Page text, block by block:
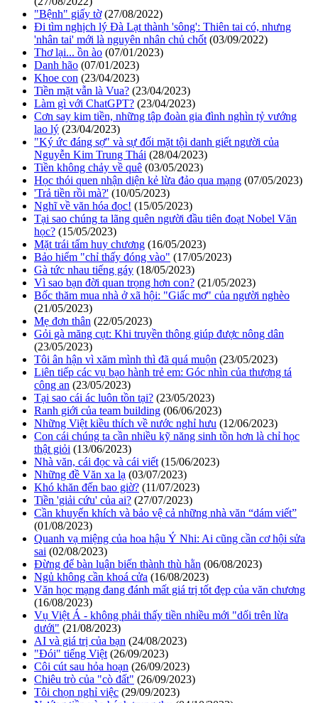
"Bệnh" giấy tờ (27/08/2022)
Đi tìm nghịch lý Đà Lạt thành 'sông': Thiên tai có, nhưng
'nhân tai' mới là nguyên nhân chủ chốt (03/09/2022)
Thơ lại... ồn ào (07/01/2023)
Danh hão (07/01/2023)
Khoe con (23/04/2023)
Tiền mặt vẫn là Vua? (23/04/2023)
Làm gì với ChatGPT? (23/04/2023)
Cơn say kim tiền, những tập đoàn gia đình nghìn tỷ vướng
lao lý (23/04/2023)
"Ký ức đáng sợ" và sự đối mặt tội danh giết người của
Nguyễn Kim Trung Thái (28/04/2023)
Tiền không chảy về quê (03/05/2023)
Học thói quen nhận diện kẻ lừa đảo qua mạng (07/05/2023)
'Trả tiền rồi mà?' (10/05/2023)
Nghĩ về văn hóa đọc! (15/05/2023)
Tại sao chúng ta lãng quên người đầu tiên đoạt Nobel Văn
học? (15/05/2023)
Mặt trái tấm huy chương (16/05/2023)
Bảo hiểm "chỉ thấy đóng vào" (17/05/2023)
Gà tức nhau tiếng gáy (18/05/2023)
Vì sao bạn đời quan trọng hơn con? (21/05/2023)
Bốc thăm mua nhà ở xã hội: "Giấc mơ" của người nghèo
(21/05/2023)
Mẹ đơn thân (22/05/2023)
Gỏi gà măng cụt: Khi truyền thông giúp được nông dân
(23/05/2023)
Tôi ân hận vì xăm mình thì đã quá muộn (23/05/2023)
Liên tiếp các vụ bạo hành trẻ em: Góc nhìn của thượng tá
công an (23/05/2023)
Tại sao cái ác luôn tồn tại? (23/05/2023)
Ranh giới của team building (06/06/2023)
Những Việt kiều thích về nước nghỉ hưu (12/06/2023)
Con cái chúng ta cần nhiều kỹ năng sinh tồn hơn là chỉ học
thật giỏi (13/06/2023)
Nhà văn, cái đọc và cái viết (15/06/2023)
Những đề Văn xa lạ (03/07/2023)
Khó khăn đến bao giờ? (11/07/2023)
Tiền 'giải cứu' của ai? (27/07/2023)
Cần khuyến khích và bảo vệ cả những nhà văn “dám viết”
(01/08/2023)
Quanh vạ miệng của hoa hậu Ý Nhi: Ai cũng cần cơ hội sửa
sai (02/08/2023)
Đừng để bàn luận biến thành thù hằn (06/08/2023)
Ngủ không cần khoá cửa (16/08/2023)
Văn học mạng đang đánh mất giá trị tốt đẹp của văn chương
(16/08/2023)
Vụ Việt Á - không phải thấy tiền nhiều mới "dối trên lừa
dưới" (21/08/2023)
AI và giá trị của bạn (24/08/2023)
"Đói" tiếng Việt (26/09/2023)
Côi cút sau hỏa hoạn (26/09/2023)
Chiêu trò của "cò đất" (26/09/2023)
Tôi chọn nghỉ việc (29/09/2023)